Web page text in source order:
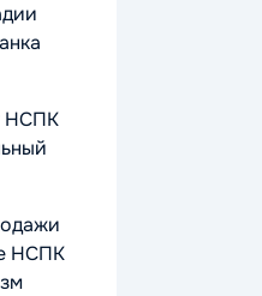
НСПК
НСПК